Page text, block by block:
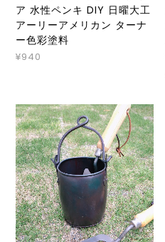
ア 水性ペンキ DIY 日曜大工
アーリーアメリカン ターナ
ー色彩塗料
¥940